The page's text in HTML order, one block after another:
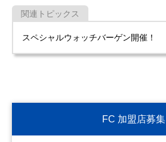
関連トピックス
スペシャルウォッチバーゲン開催！
FC 加盟店募集